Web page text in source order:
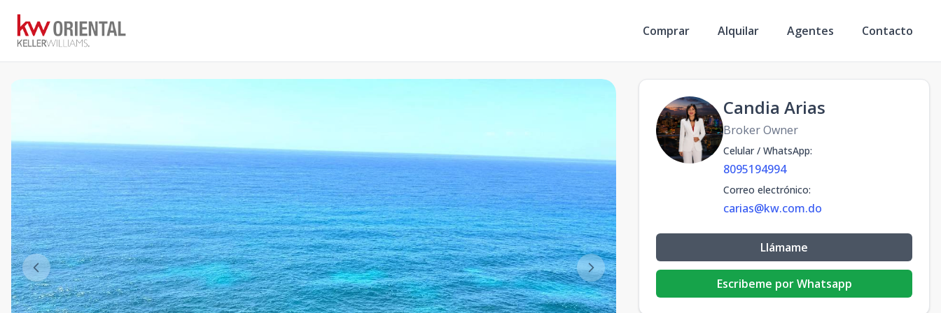
Comprar Alquilar Agentes Contacto
Candia Arias
Broker Owner
Celular / WhatsApp:
8095194994
Correo electrónico:
carias@kw.com.do
Llámame
Escribeme por Whatsapp